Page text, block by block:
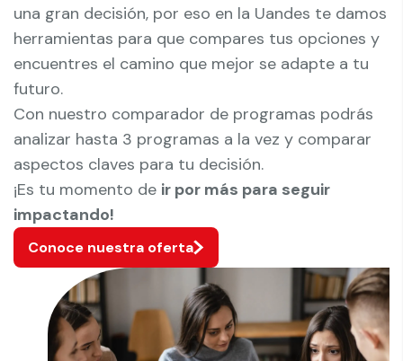
una gran decisión, por eso en la Uandes te damos
herramientas para que compares tus opciones y
encuentres el camino que mejor se adapte a tu
futuro.
Con nuestro comparador de programas podrás
analizar hasta 3 programas a la vez y comparar
aspectos claves para tu decisión.
¡Es tu momento de ir por más para seguir
impactando!
Conoce nuestra oferta